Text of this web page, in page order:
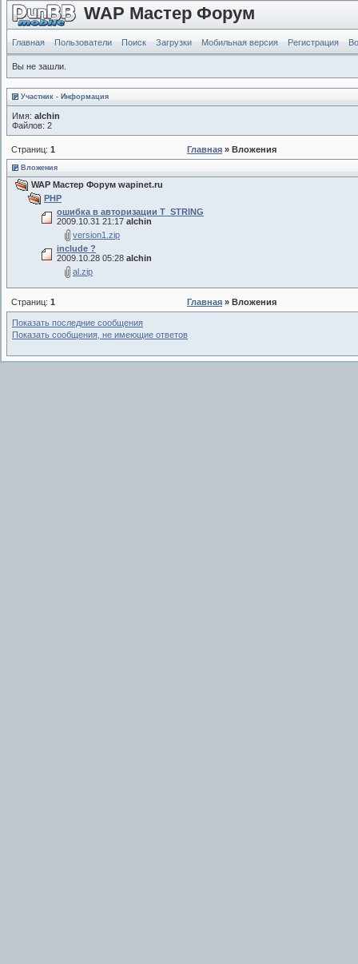
WAP Мастер Форум
Главная Пользователи Поиск Загрузки Мобильная версия Регистрация
Вы не зашли.
Участник - Информация
Имя: alchin
Файлов: 2
Страниц: 1 Главная » Вложения
Вложения
WAP Мастер Форум wapinet.ru
PHP
ошибка в авторизации T_STRING
2009.10.31 21:17 alchin
version1.zip
include ?
2009.10.28 05:28 alchin
al.zip
Страниц: 1 Главная » Вложения
Показать последние сообщения
Показать сообщения, не имеющие ответов